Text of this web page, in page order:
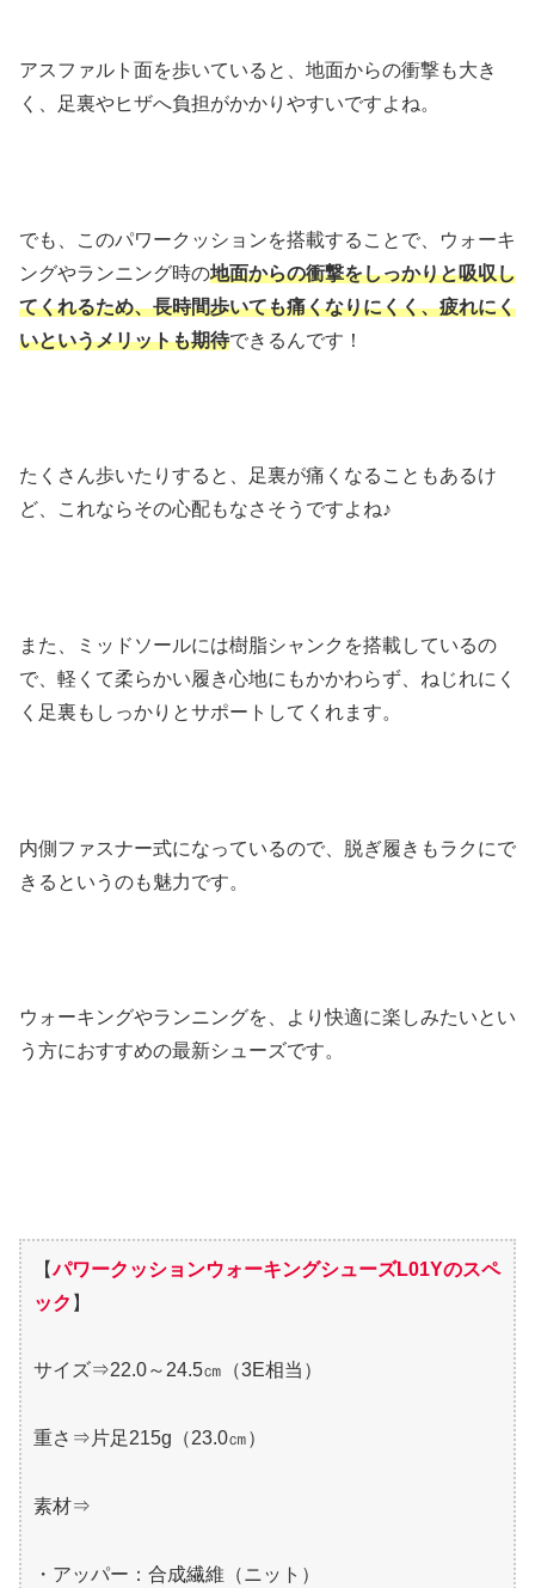
アスファルト面を歩いていると、地面からの衝撃も大き
く、足裏やヒザへ負担がかかりやすいですよね。
でも、このパワークッションを搭載することで、ウォーキ
ングやランニング時の地面からの衝撃をしっかりと吸収し
てくれるため、長時間歩いても痛くなりにくく、疲れにく
いというメリットも期待できるんです！
たくさん歩いたりすると、足裏が痛くなることもあるけ
ど、これならその心配もなさそうですよね♪
また、ミッドソールには樹脂シャンクを搭載しているの
で、軽くて柔らかい履き心地にもかかわらず、ねじれにく
く足裏もしっかりとサポートしてくれます。
内側ファスナー式になっているので、脱ぎ履きもラクにで
きるというのも魅力です。
ウォーキングやランニングを、より快適に楽しみたいとい
う方におすすめの最新シューズです。
【パワークッションウォーキングシューズL01Yのスペ
ック 】
サイズ⇒22.0～24.5㎝（3E相当）
重さ⇒片足215g（23.0㎝）
素材⇒
・アッパー：合成繊維（ニット）